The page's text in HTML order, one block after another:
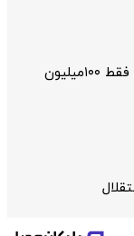
رقم فسخ قرارداد رضاییان با استقلال فقط ۱۰۰میلیون